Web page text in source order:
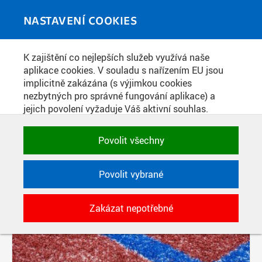
NASTAVENÍ COOKIES
K zajištění co nejlepších služeb využívá naše
aplikace cookies. V souladu s nařízením EU jsou
implicitně zakázána (s výjimkou cookies
nezbytných pro správné fungování aplikace) a
jejich povolení vyžaduje Váš aktivní souhlas.
zakázat, případně vybrat a povolit cookies podle
kategorie. Svoje rozhodnutí můžete samozřejmě
kdykoli změnit.
POTŘEBNÉ
Technické cookies využívané aplikacemi
ČVUT pro uchování jejich nastavení,
vlastností a identifikátorů relace. Jsou
nezbytné pro správné fungování a jsou
Povolit všechny
Povolit vybrané
Zakázat nepotřebné
MEDIATÉKA
PŘÍSPĚVKY PODLE FILTRU
Aktivní filtry: ŠTÍTEK: KOTLÁŘKA